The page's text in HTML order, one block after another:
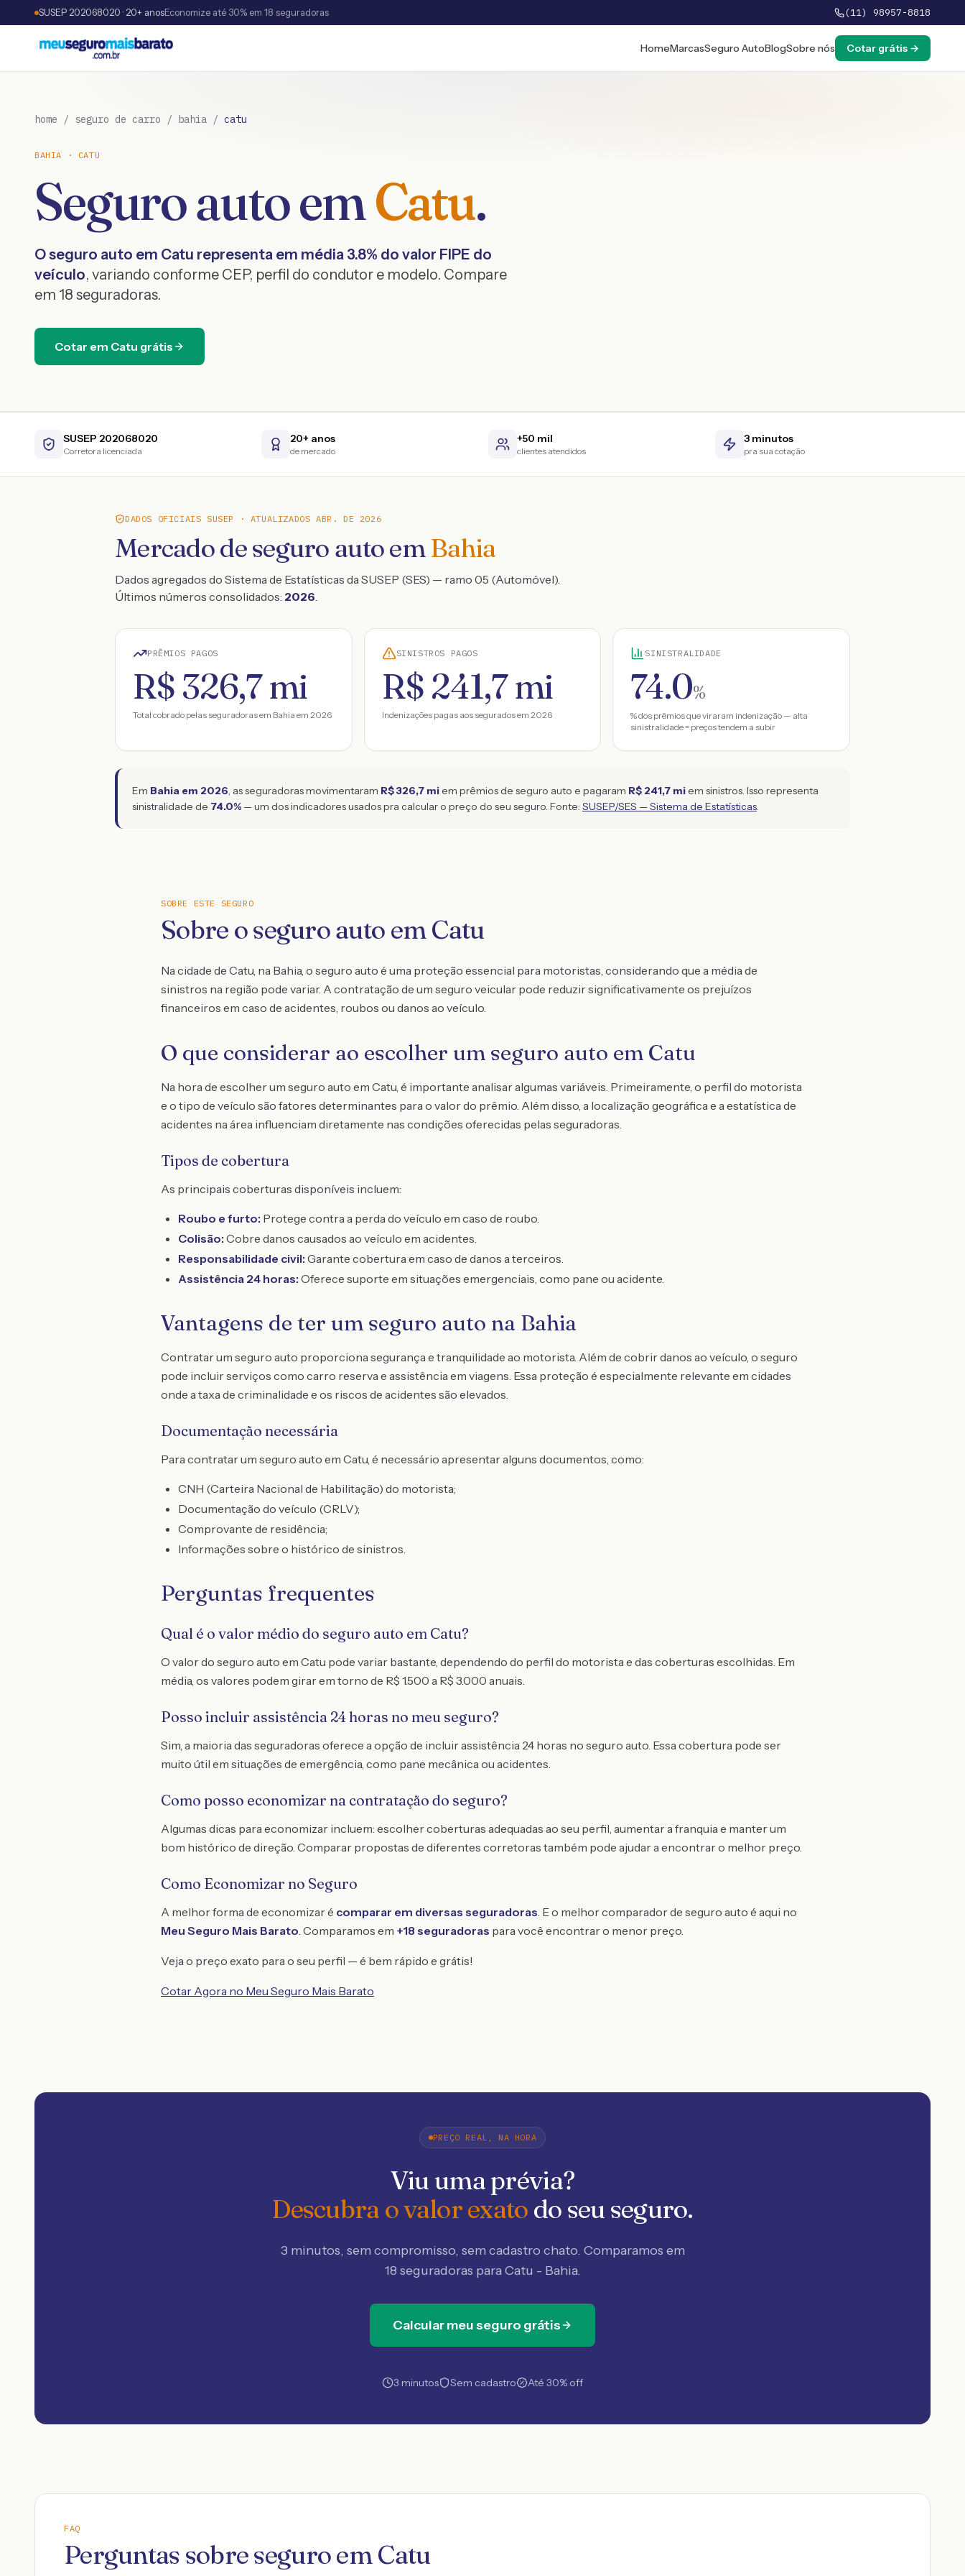
SUSEP 202068020 · 20+ anosEconomize até 30% em 18 seguradoras (11) 98957-8818
HomeMarcasSeguro AutoBlogSobre nós Cotar grátis →
home / seguro de carro / bahia / catu
BAHIA · CATU
Seguro auto emCatu.
O seguro auto em Catu representa em média 3.8% do valor FIPE do
veículo, variando conforme CEP, perfil do condutor e modelo. Compare
em 18 seguradoras.
Cotar em Catu grátis
SUSEP 202068020
Corretora licenciada
20+ anos
de mercado
+50 mil
clientes atendidos
3 minutos
pra sua cotação
DADOS OFICIAIS SUSEP · ATUALIZADOSABR. DE 2026
Mercado de seguro auto emBahia
Dados agregados do Sistema de Estatísticas da SUSEP (SES) — ramo 05 (Automóvel).
Últimos números consolidados: 2026.
PRÊMIOS PAGOS
R$ 326,7 mi
Total cobrado pelas seguradoras em Bahia em 2026
SINISTROS PAGOS
R$ 241,7 mi
Indenizações pagas aos segurados em 2026
SINISTRALIDADE
74.0%
% dos prêmios que viraram indenização — alta
sinistralidade = preços tendem a subir
Em Bahia em 2026, as seguradoras movimentaram R$ 326,7 mi em prêmios de seguro auto e pagaram R$ 241,7 mi em sinistros. Isso representa
sinistralidade de 74.0% — um dos indicadores usados pra calcular o preço do seu seguro. Fonte: SUSEP/SES — Sistema de Estatísticas.
SOBRE ESTE SEGURO
Sobre o seguro auto em Catu
Na cidade de Catu, na Bahia, o seguro auto é uma proteção essencial para motoristas, considerando que a média de
sinistros na região pode variar. A contratação de um seguro veicular pode reduzir significativamente os prejuízos
financeiros em caso de acidentes, roubos ou danos ao veículo.
O que considerar ao escolher um seguro auto em Catu
Na hora de escolher um seguro auto em Catu, é importante analisar algumas variáveis. Primeiramente, o perfil do motorista
e o tipo de veículo são fatores determinantes para o valor do prêmio. Além disso, a localização geográfica e a estatística de
acidentes na área influenciam diretamente nas condições oferecidas pelas seguradoras.
Tipos de cobertura
As principais coberturas disponíveis incluem:
Roubo e furto: Protege contra a perda do veículo em caso de roubo.
Colisão: Cobre danos causados ao veículo em acidentes.
Responsabilidade civil: Garante cobertura em caso de danos a terceiros.
Assistência 24 horas: Oferece suporte em situações emergenciais, como pane ou acidente.
Vantagens de ter um seguro auto na Bahia
Contratar um seguro auto proporciona segurança e tranquilidade ao motorista. Além de cobrir danos ao veículo, o seguro
pode incluir serviços como carro reserva e assistência em viagens. Essa proteção é especialmente relevante em cidades
onde a taxa de criminalidade e os riscos de acidentes são elevados.
Documentação necessária
Para contratar um seguro auto em Catu, é necessário apresentar alguns documentos, como:
CNH (Carteira Nacional de Habilitação) do motorista;
Documentação do veículo (CRLV);
Comprovante de residência;
Informações sobre o histórico de sinistros.
Perguntas frequentes
Qual é o valor médio do seguro auto em Catu?
O valor do seguro auto em Catu pode variar bastante, dependendo do perfil do motorista e das coberturas escolhidas. Em
média, os valores podem girar em torno de R$ 1.500 a R$ 3.000 anuais.
Posso incluir assistência 24 horas no meu seguro?
Sim, a maioria das seguradoras oferece a opção de incluir assistência 24 horas no seguro auto. Essa cobertura pode ser
muito útil em situações de emergência, como pane mecânica ou acidentes.
Como posso economizar na contratação do seguro?
Algumas dicas para economizar incluem: escolher coberturas adequadas ao seu perfil, aumentar a franquia e manter um
bom histórico de direção. Comparar propostas de diferentes corretoras também pode ajudar a encontrar o melhor preço.
Como Economizar no Seguro
A melhor forma de economizar é comparar em diversas seguradoras. E o melhor comparador de seguro auto é aqui no
Meu Seguro Mais Barato. Comparamos em +18 seguradoras para você encontrar o menor preço.
Veja o preço exato para o seu perfil — é bem rápido e grátis!
Cotar Agora no Meu Seguro Mais Barato
PREÇO REAL, NA HORA
Viu uma prévia?
Descubra o valor exato do seu seguro.
3 minutos, sem compromisso, sem cadastro chato. Comparamos em
18 seguradoras para Catu - Bahia.
Calcular meu seguro grátis
3 minutos Sem cadastro Até 30% off
FAQ
Perguntas sobre seguro em Catu